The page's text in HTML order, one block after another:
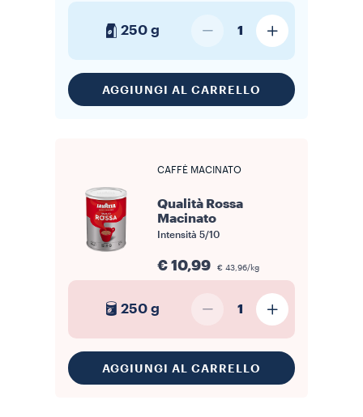
250 g 1
AGGIUNGI AL CARRELLO
CAFFÈ MACINATO
Qualità Rossa
Macinato
Intensità 5/10
€ 10,99 € 43,96/kg
250 g 1
AGGIUNGI AL CARRELLO